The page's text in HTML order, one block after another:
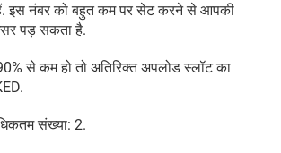
इस नंबर को बहुत कम पर सेट करने से आपकी
पड़ सकता है.
से कम हो तो अतिरिक्त अपलोड स्लॉट का
संख्या: 2.